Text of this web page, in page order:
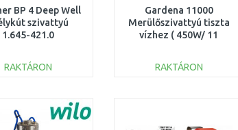
BP 4 Deep Well
szivattyú
1.645-421.0
RAKTÁRON
Összehasonlítás
Gardena 11000
Merülőszivattyú tiszta
vízhez ( 450W/ 11
RAKTÁRON